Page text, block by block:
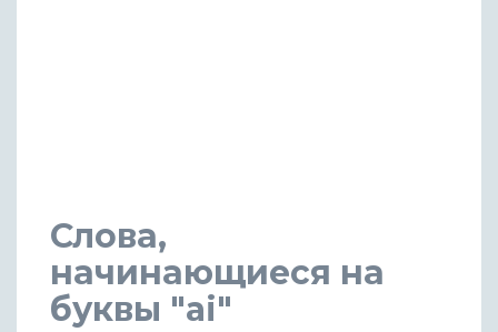
Слова,
начинающиеся на
буквы "ai"